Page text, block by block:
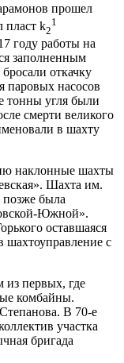
прошел
пласт k2
1
году работы на
заполненным
откачку
паровых насосов
тонны угля были
смерти великого
в шахту
наклонные шахты
Шахта им.
позже была
Южной».
оставшаяся
шахтоуправление с
из первых, где
комбайны.
В 70-е
участка
бригада